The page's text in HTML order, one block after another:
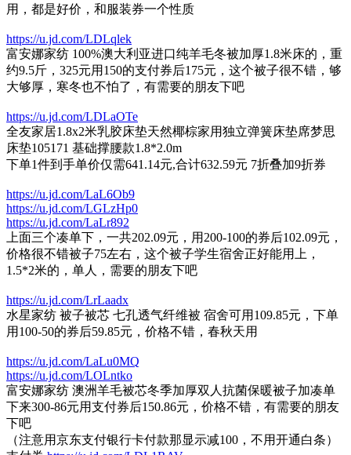
用，都是好价，和服装券一个性质
https://u.jd.com/LDLqlek
富安娜家纺 100%澳大利亚进口纯羊毛冬被加厚1.8米床的，重
约9.5斤，325元用150的支付券后175元，这个被子很不错，够
大够厚，寒冬也不怕了，有需要的朋友下吧
https://u.jd.com/LDLaOTe
全友家居1.8x2米乳胶床垫天然椰棕家用独立弹簧床垫席梦思
床垫105171 基础撑腰款1.8*2.0m
下单1件到手单价仅需641.14元,合计632.59元 7折叠加9折券
https://u.jd.com/LaL6Ob9
https://u.jd.com/LGLzHp0
https://u.jd.com/LaLr892
上面三个凑单下，一共202.09元，用200-100的券后102.09元，
价格很不错被子75左右，这个被子学生宿舍正好能用上，
1.5*2米的，单人，需要的朋友下吧
https://u.jd.com/LrLaadx
水星家纺 被子被芯 七孔透气纤维被 宿舍可用109.85元，下单
用100-50的券后59.85元，价格不错，春秋天用
https://u.jd.com/LaLu0MQ
https://u.jd.com/LOLntko
富安娜家纺 澳洲羊毛被芯冬季加厚双人抗菌保暖被子加凑单
下来300-86元用支付券后150.86元，价格不错，有需要的朋友
下吧
（注意用京东支付银行卡付款那显示减100，不用开通白条）